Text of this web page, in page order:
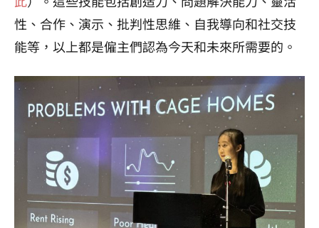
性、合作、演示、批判性思維、自我導向和社交技
能等，以上都是僱主們認為今天和未來所需要的。